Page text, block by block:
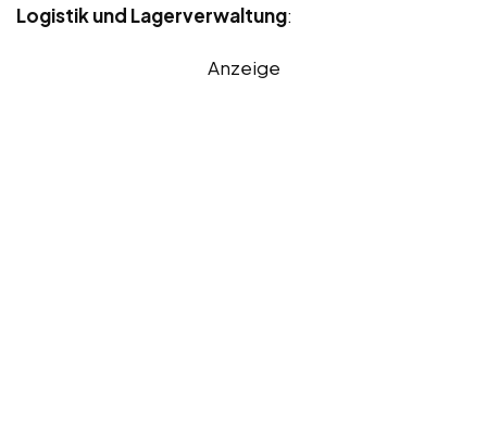
Logistik und Lagerverwaltung:
Anzeige